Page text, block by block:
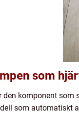
som
den komponent
som automatiskt